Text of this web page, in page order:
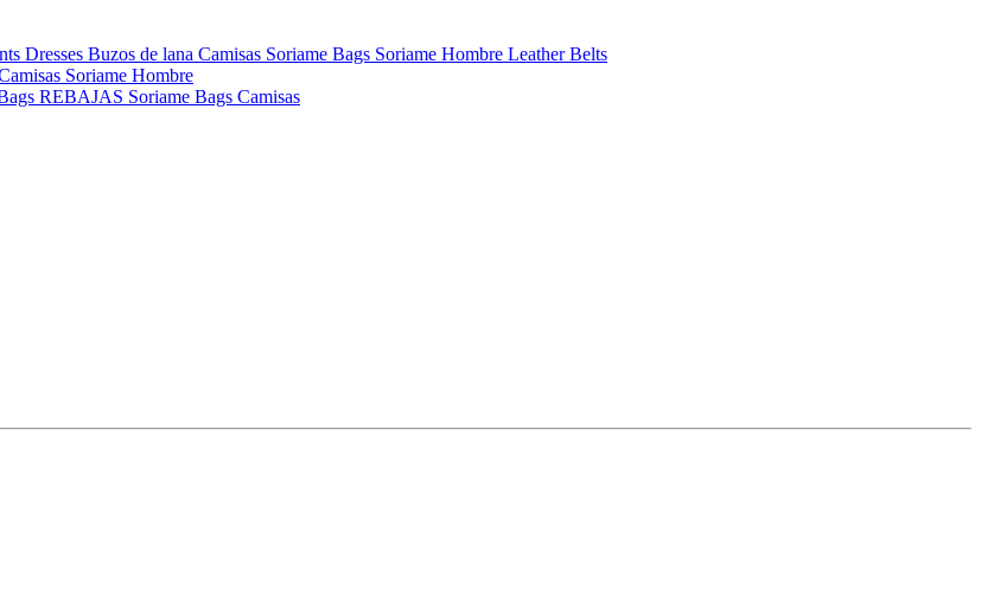
Dresses Buzos de lana Camisas Soriame Bags Soriame Hombre Leather Belts
Soriame Hombre
REBAJAS Soriame Bags Camisas